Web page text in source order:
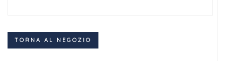
TORNA AL NEGOZIO